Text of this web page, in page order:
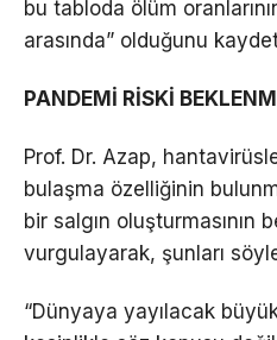
bu tabloda ölüm
arasında” olduğunu
PANDEMİ RİSKİ
Prof. Dr. Azap,
bulaşma özelliğinin
bir salgın oluşturmasının
vurgulayarak, şunları
“Dünyaya yayılacak